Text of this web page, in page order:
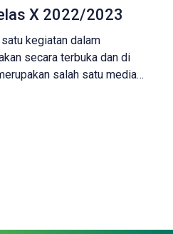
X 2022/2023
kegiatan dalam
secara terbuka dan di
salah satu media
untuk kepramukaan